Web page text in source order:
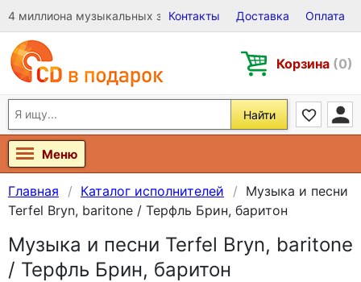
4 миллиона музыкальных записей на Виниле, CD и DVD
Контакты Доставка Оплата
Корзина (0)
Найти
Меню
Главная Каталог исполнителей
Музыка и песни
Terfel Bryn, baritone / Терфль Брин, баритон
Музыка и песни Terfel Bryn, baritone
/ Терфль Брин, баритон